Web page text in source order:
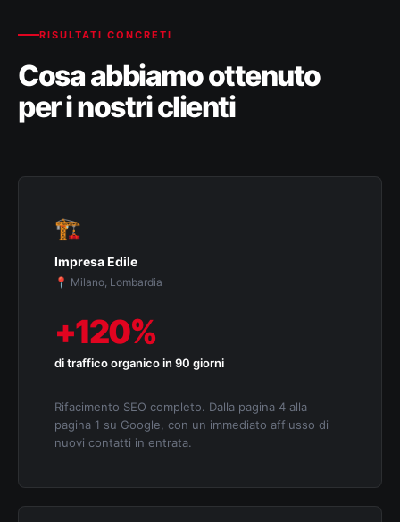
RISULTATI CONCRETI
Cosa abbiamo ottenuto
per i nostri clienti
🏗️
Impresa Edile
📍 Milano, Lombardia
+120%
di traffico organico in 90 giorni
Rifacimento SEO completo. Dalla pagina 4 alla
pagina 1 su Google, con un immediato afflusso di
nuovi contatti in entrata.